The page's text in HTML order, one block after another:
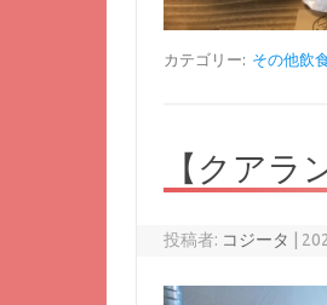
カテゴリー: その他飲
【クア
投稿者: コジータ